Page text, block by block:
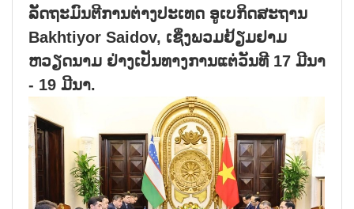
ລັດຖະມົນຕີການຕ່າງປະເທດ ອູເບກິດສະຖານ
Bakhtiyor Saidov, ເຊິ່ງພວມຢ້ຽມຢາມ
ຫວຽດນາມ ຢ່າງເປັນທາງການແຕ່ວັນທີ 17 ມີນາ
- 19 ມີນາ.